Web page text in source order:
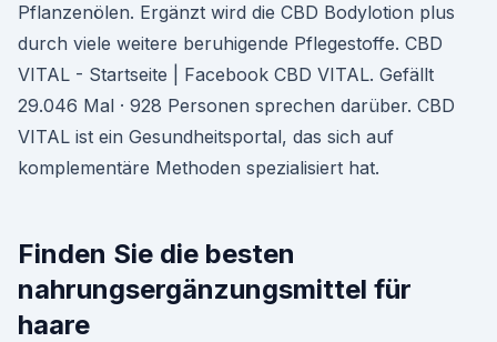
Pflanzenölen. Ergänzt wird die CBD Bodylotion plus
durch viele weitere beruhigende Pflegestoffe. CBD
VITAL - Startseite | Facebook CBD VITAL. Gefällt
29.046 Mal · 928 Personen sprechen darüber. CBD
VITAL ist ein Gesundheitsportal, das sich auf
komplementäre Methoden spezialisiert hat.
Finden Sie die besten
nahrungsergänzungsmittel für
haare